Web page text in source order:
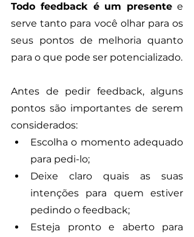
Todo feedback é um presente e
serve tanto para você olhar para os
seus pontos de melhoria quanto
Antes de pedir feedback, alguns
pontos são importantes de serem
considerados:
Escolha o momento adequado
para pedi-lo;
Deixe claro quais as suas
intenções para quem estiver
pedindo o feedback;
Esteja pronto e aberto para